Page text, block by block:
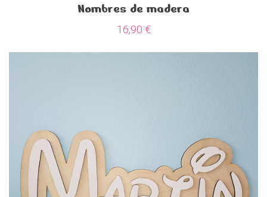
Nombres de madera
16,90 €